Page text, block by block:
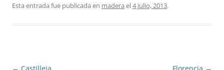
Esta entrada fue publicada en madera el4 julio, 2013.